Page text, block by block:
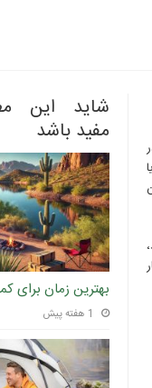
شاید این
مفید باشد
بهترین زمان برای
1 هفته پیش